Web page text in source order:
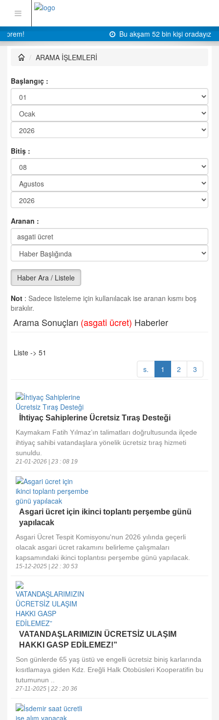
Bu akşam 52 bin kişi oradayız
ARAMA İŞLEMLERİ
Başlangıç :
Bitiş :
Aranan :
Haber Ara / Listele
Not : Sadece listeleme için kullanılacak ise aranan kısmı boş
bırakılır.
Arama Sonuçları (asgati ücret) Haberler
Liste -> 51
s.
1 2 3
İhtiyaç Sahiplerine Ücretsiz Tıraş Desteği
Kaymakam Fatih Yılmaz’ın talimatları doğrultusunda ilçede
ihtiyaç sahibi vatandaşlara yönelik ücretsiz tıraş hizmeti
sunuldu.
21-01-2026 | 23 : 08 19
Asgari ücret için ikinci toplantı perşembe günü
yapılacak
Asgari Ücret Tespit Komisyonu'nun 2026 yılında geçerli
olacak asgari ücret rakamını belirleme çalışmaları
kapsamındaki ikinci toplantısı perşembe günü yapılacak.
15-12-2025 | 22 : 30 53
VATANDAŞLARIMIZIN ÜCRETSİZ ULAŞIM
HAKKI GASP EDİLEMEZ!”
Son günlerde 65 yaş üstü ve engelli ücretsiz biniş karlarında
kısıtlamaya giden Kdz. Ereğli Halk Otobüsleri Kooperatifin bu
tutumunun ..
27-11-2025 | 22 : 20 36